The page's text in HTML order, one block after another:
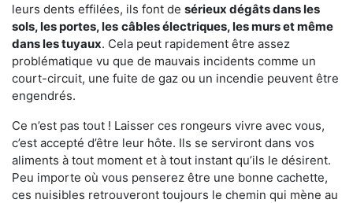
leurs dents effilées, ils font de sérieux dégâts dans les
sols, les portes, les câbles électriques, les murs et même
dans les tuyaux. Cela peut rapidement être assez
problématique vu que de mauvais incidents comme un
court-circuit, une fuite de gaz ou un incendie peuvent être
engendrés.
Ce n’est pas tout ! Laisser ces rongeurs vivre avec vous,
c’est accepté d’être leur hôte. Ils se serviront dans vos
aliments à tout moment et à tout instant qu’ils le désirent.
Peu importe où vous penserez être une bonne cachette,
ces nuisibles retrouveront toujours le chemin qui mène au